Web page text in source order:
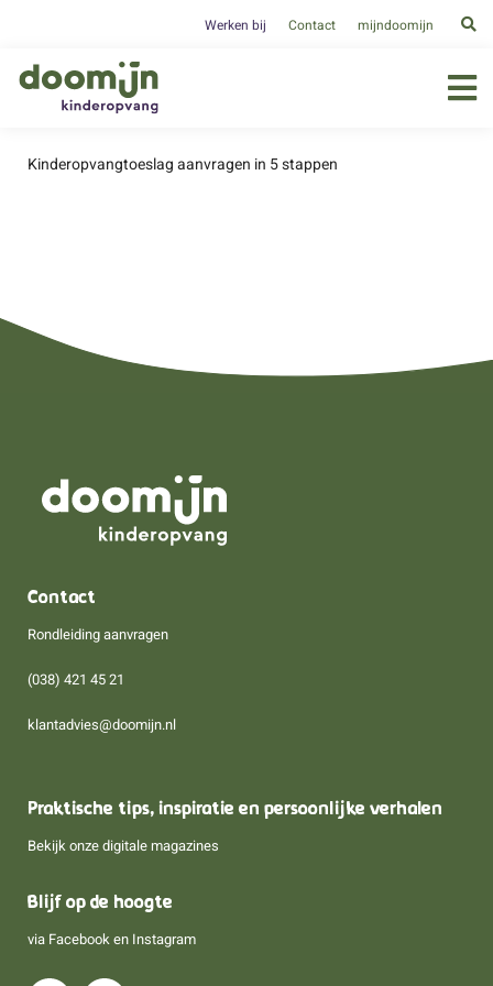
Werken bij Contact mijndoomijn
Kinderopvangtoeslag aanvragen in 5 stappen
Contact
Rondleiding aanvragen
(038) 421 45 21
klantadvies@doomijn.nl
Praktische tips, inspiratie en persoonlijke verhalen
Bekijk onze digitale magazines
Blijf op de hoogte
via Facebook en Instagram